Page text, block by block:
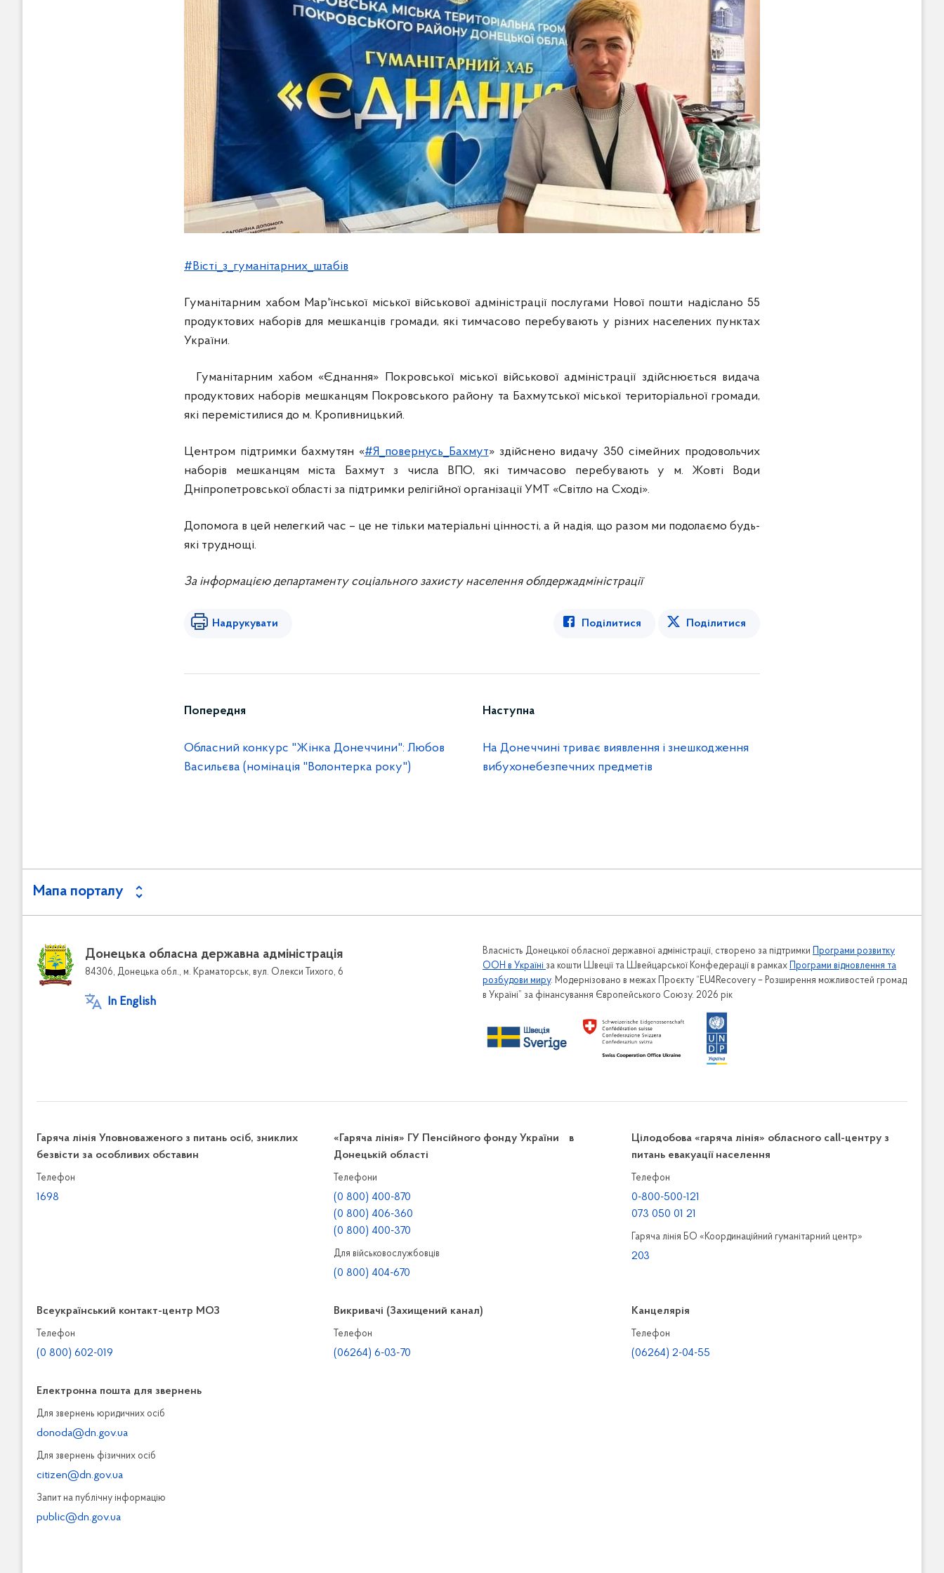
#Вісті_з_гуманітарних_штабів
Гуманітарним хабом Мар'їнської міської військової адміністрації послугами Нової пошти надіслано 55
продуктових наборів для мешканців громади, які тимчасово перебувають у різних населених пунктах
України.
Гуманітарним хабом «Єднання» Покровської міської військової адміністрації здійснюється видача
продуктових наборів мешканцям Покровського району та Бахмутської міської територіальної громади,
які перемістилися до м. Кропивницький.
Центром підтримки бахмутян «#Я_повернусь_Бахмут» здійснено видачу 350 сімейних продовольчих
наборів мешканцям міста Бахмут з числа ВПО, які тимчасово перебувають у м. Жовті Води
Дніпропетровської області за підтримки релігійної організації УМТ «Світло на Сході».
Допомога в цей нелегкий час – це не тільки матеріальні цінності, а й надія, що разом ми подолаємо будь-
які труднощі.
За інформацією департаменту соціального захисту населення облдержадміністрації
Надрукувати Поділитися Поділитися
Попередня
Обласний конкурс "Жінка Донеччини": Любов
Васильєва (номінація "Волонтерка року")
Наступна
На Донеччині триває виявлення і знешкодження
вибухонебезпечних предметів
Мапа порталу
Донецька обласна державна адміністрація
84306, Донецька обл., м. Краматорськ, вул. Олекси Тихого, 6
In English
Власність Донецької обласної державної адміністрації, створено за підтримки Програми розвитку
ООН в Україні за кошти Швеції та Швейцарської Конфедерації в рамках Програми відновлення та
розбудови миру. Модернізовано в межах Проєкту “EU4Recovery – Розширення можливостей громад
в Україні” за фінансування Європейського Союзу. 2026 рік
Гаряча лінія Уповноваженого з питань осіб, зниклих
безвісти за особливих обставин
Телефон
1698
«Гаряча лінія» ГУ Пенсійного фонду України в
Донецькій області
Телефони
(0 800) 400-870
(0 800) 406-360
(0 800) 400-370
Для військовослужбовців
(0 800) 404-670
Цілодобова «гаряча лінія» обласного call-центру з
питань евакуації населення
Телефон
0-800-500-121
073 050 01 21
Гаряча лінія БО «Координаційний гуманітарний центр»
203
Всеукраїнський контакт-центр МОЗ
Телефон
(0 800) 602-019
Викривачі (Захищений канал)
Телефон
(06264) 6-03-70
Канцелярiя
Телефон
(06264) 2-04-55
Електронна пошта для звернень
Для звернень юридичних осiб
donoda@dn.gov.ua
Для звернень фізичних осiб
citizen@dn.gov.ua
Запит на публiчну інформацiю
public@dn.gov.ua